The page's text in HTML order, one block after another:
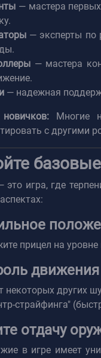
— мастера
— эксперты по
— мастера
— надежная
Многие
с другими
это игра, где
прицел на
движения
некоторых других
страйфинга"
отдачу
в игре имеет